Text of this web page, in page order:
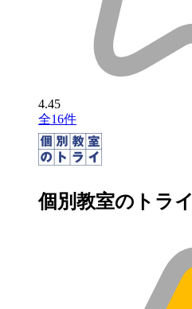
4.45
全16件
個別教室のトライ